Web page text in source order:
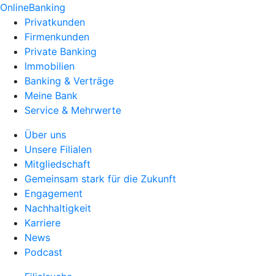
OnlineBanking
Privatkunden
Firmenkunden
Private Banking
Immobilien
Banking & Verträge
Meine Bank
Service & Mehrwerte
Über uns
Unsere Filialen
Mitgliedschaft
Gemeinsam stark für die Zukunft
Engagement
Nachhaltigkeit
Karriere
News
Podcast